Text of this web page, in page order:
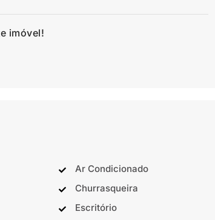
imóvel!
Ar Condicionado
Churrasqueira
Escritório